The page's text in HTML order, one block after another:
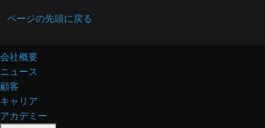
ページの先頭に戻る
会社概要
ニュース
顧客
キャリア
アカデミー